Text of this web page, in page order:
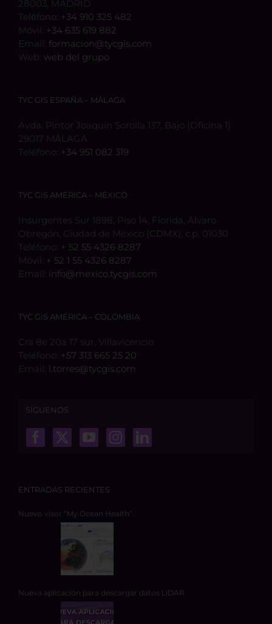
28003, MADRID
Teléfono: +34 910 325 482
Móvil: +34 635 619 882
Email: formacion@tycgis.com
Web: web del grupo
TYC GIS ESPAÑA – MÁLAGA
Avda. Pintor Joaquín Sorolla 137, Bajo (Oficina 1)
29017 MÁLAGA
Teléfono: +34 951 082 319
TYC GIS AMÉRICA – MÉXICO
Insurgentes Sur 1898, Piso 14, Florida, Álvaro
Obregón, Ciudad de México (CDMX), c.p. 01030
Teléfono: + 52 55 4326 8287
Móvil: + 52 1 55 4326 8287
Email: info@mexico.tycgis.com
TYC GIS AMÉRICA – COLOMBIA
Cra 8e 20a 17 sur, Villavicencio
Teléfono: +57 313 665 25 20
Email:
l.torres@tycgis.com
SÍGUENOS
ENTRADAS RECIENTES
Nuevo visor “My Ocean Health”
Nueva aplicación para descargar datos LiDAR